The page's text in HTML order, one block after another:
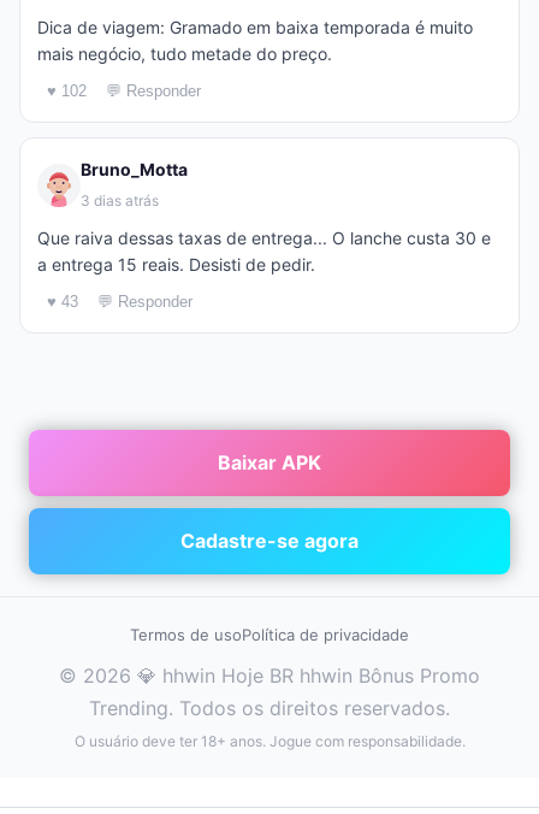
Dica de viagem: Gramado em baixa temporada é muito
mais negócio, tudo metade do preço.
♥ 102 💬 Responder
Bruno_Motta
3 dias atrás
Que raiva dessas taxas de entrega... O lanche custa 30 e
a entrega 15 reais. Desisti de pedir.
♥ 43 💬 Responder
Baixar APK
Cadastre-se agora
Termos de usoPolítica de privacidade
© 2026 💎 hhwin Hoje BR hhwin Bônus Promo
Trending. Todos os direitos reservados.
O usuário deve ter 18+ anos. Jogue com responsabilidade.